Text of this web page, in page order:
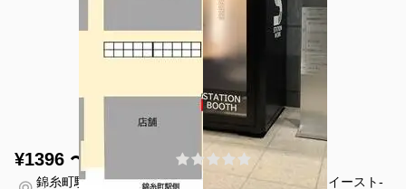
¥1396 〜 ¥1396
(0件)
錦糸町駅 徒歩1
東京都墨田区錦糸３丁目２-アルカイースト-